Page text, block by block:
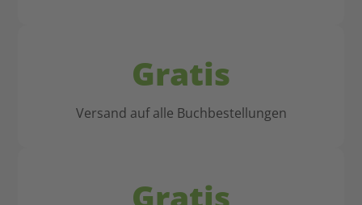
Gratis
Versand auf alle Buchbestellungen